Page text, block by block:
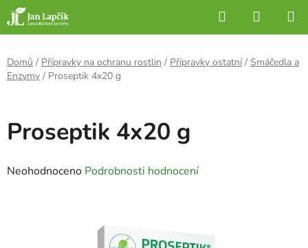
Přejít
na
obsah
Hledat
KOŠÍK
Domů / Přípravky na ochranu rostlin / Přípravky ostatní / Smáčedla a
Enzymy / Proseptik 4x20 g
Proseptik 4x20 g
Průměrné
Neohodnoceno Podrobnosti hodnocení